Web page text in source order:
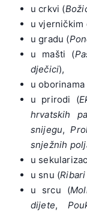
u crkvi (
u vjerničkim
u gradu (
u mašti (
dječici),
u oborinama
u prirodi (
hrvatskih
snijegu,
snježnih
u
u snu (
u srcu (
dijete,